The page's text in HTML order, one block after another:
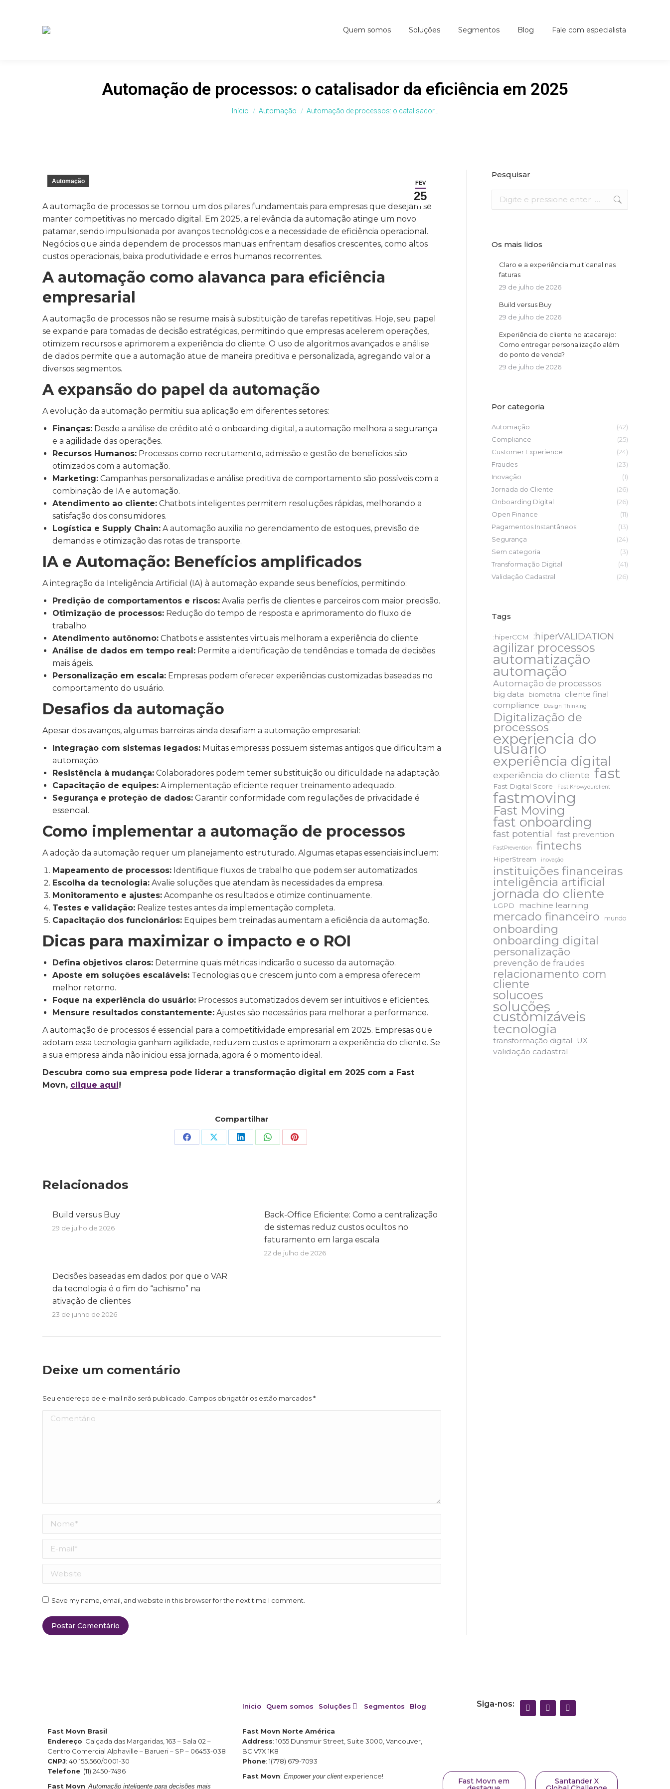
Quem somos Soluções Segmentos Blog Fale com especialista
Automação de processos: o catalisador da eficiência em 2025
Você está aqui:
Início Automação Automação de processos: o catalisador…
FEV
25
Automação
A automação de processos se tornou um dos pilares fundamentais para empresas que desejam se
manter competitivas no mercado digital. Em 2025, a relevância da automação atinge um novo
patamar, sendo impulsionada por avanços tecnológicos e a necessidade de eficiência operacional.
Negócios que ainda dependem de processos manuais enfrentam desafios crescentes, como altos
custos operacionais, baixa produtividade e erros humanos recorrentes.
A automação como alavanca para eficiência
empresarial
A automação de processos não se resume mais à substituição de tarefas repetitivas. Hoje, seu papel
se expande para tomadas de decisão estratégicas, permitindo que empresas acelerem operações,
otimizem recursos e aprimorem a experiência do cliente. O uso de algoritmos avançados e análise
de dados permite que a automação atue de maneira preditiva e personalizada, agregando valor a
diversos segmentos.
A expansão do papel da automação
A evolução da automação permitiu sua aplicação em diferentes setores:
Finanças:Desde a análise de crédito até o onboarding digital, a automação melhora a segurança
e a agilidade das operações.
Recursos Humanos:Processos como recrutamento, admissão e gestão de benefícios são
otimizados com a automação.
Marketing:Campanhas personalizadas e análise preditiva de comportamento são possíveis com a
combinação de IA e automação.
Atendimento ao cliente:Chatbots inteligentes permitem resoluções rápidas, melhorando a
satisfação dos consumidores.
Logística e Supply Chain:A automação auxilia no gerenciamento de estoques, previsão de
demandas e otimização das rotas de transporte.
IA e Automação: Benefícios amplificados
A integração da Inteligência Artificial (IA) à automação expande seus benefícios, permitindo:
Predição de comportamentos e riscos:Avalia perfis de clientes e parceiros com maior precisão.
Otimização de processos:Redução do tempo de resposta e aprimoramento do fluxo de
trabalho.
Atendimento autônomo:Chatbots e assistentes virtuais melhoram a experiência do cliente.
Análise de dados em tempo real:Permite a identificação de tendências e tomada de decisões
mais ágeis.
Personalização em escala:Empresas podem oferecer experiências customizadas baseadas no
comportamento do usuário.
Desafios da automação
Apesar dos avanços, algumas barreiras ainda desafiam a automação empresarial:
Integração com sistemas legados:Muitas empresas possuem sistemas antigos que dificultam a
automação.
Resistência à mudança:Colaboradores podem temer substituição ou dificuldade na adaptação.
Capacitação de equipes:A implementação eficiente requer treinamento adequado.
Segurança e proteção de dados:Garantir conformidade com regulações de privacidade é
essencial.
Como implementar a automação de processos
A adoção da automação requer um planejamento estruturado. Algumas etapas essenciais incluem:
Mapeamento de processos:Identifique fluxos de trabalho que podem ser automatizados.
Escolha da tecnologia:Avalie soluções que atendam às necessidades da empresa.
Monitoramento e ajustes:Acompanhe os resultados e otimize continuamente.
Testes e validação:Realize testes antes da implementação completa.
Capacitação dos funcionários:Equipes bem treinadas aumentam a eficiência da automação.
Dicas para maximizar o impacto e o ROI
Defina objetivos claros:Determine quais métricas indicarão o sucesso da automação.
Aposte em soluções escaláveis:Tecnologias que crescem junto com a empresa oferecem
melhor retorno.
Foque na experiência do usuário:Processos automatizados devem ser intuitivos e eficientes.
Mensure resultados constantemente:Ajustes são necessários para melhorar a performance.
A automação de processos é essencial para a competitividade empresarial em 2025. Empresas que
adotam essa tecnologia ganham agilidade, reduzem custos e aprimoram a experiência do cliente. Se
a sua empresa ainda não iniciou essa jornada, agora é o momento ideal.
Descubra como sua empresa pode liderar a transformação digital em 2025 com a Fast
Movn, clique aqui!
Compartilhar
Relacionados
Build versus Buy
29 de julho de 2026
Back-Office Eficiente: Como a centralização
de sistemas reduz custos ocultos no
faturamento em larga escala
22 de julho de 2026
Decisões baseadas em dados: por que o VAR
da tecnologia é o fim do “achismo” na
ativação de clientes
23 de junho de 2026
Deixe um comentário
Seu endereço de e-mail não será publicado. Campos obrigatórios estão marcados*
Comentário
Nome *
E-mail *
Website
Save my name, email, and website in this browser for the next time I comment.
Postar Comentário
Pesquisar
Os mais lidos
Claro e a experiência multicanal nas
faturas
29 de julho de 2026
Build versus Buy
29 de julho de 2026
Experiência do cliente no atacarejo:
Como entregar personalização além
do ponto de venda?
29 de julho de 2026
Por categoria
Automação
(42)
Compliance
(25)
Customer Experience
(24)
Fraudes
(23)
Inovação
(1)
Jornada do Cliente
(26)
Onboarding Digital
(26)
Open Finance
(11)
Pagamentos Instantâneos
(13)
Segurança
(24)
Sem categoria
(3)
Transformação Digital
(41)
Validação Cadastral
(26)
Tags
:hiperCCM :hiperVALIDATION
agilizar processos
automatização
automação
Automação de processos
big data biometria cliente final
compliance Design Thinking
Digitalização de
processos
experiencia do
usuário
experiência digital
experiência do cliente fast
Fast Digital Score Fast Knowyourclient
fastmoving
Fast Moving
fast onboarding
fast potential fast prevention
FastPrevention fintechs
HiperStream inovação
instituições financeiras
inteligência artificial
jornada do cliente
LGPD machine learning
mercado financeiro mundo
onboarding
onboarding digital
personalização
prevenção de fraudes
relacionamento com
cliente
solucoes
soluções
customizáveis
tecnologia
transformação digital UX
validação cadastral
Inicio Quem somos Soluções Segmentos Blog Siga-nos:
Fast Movn Brasil
Endereço: Calçada das Margaridas, 163 – Sala 02 –
Centro Comercial Alphaville – Barueri – SP – 06453-038
CNPJ: 40.155.560/0001-30
Telefone: (11) 2450-7496
Fast Movn: Automação inteligente para decisões mais
Fast Movn Norte América
Address: 1055 Dunsmuir Street, Suite 3000, Vancouver,
BC V7X 1K8
Phone: 1(778) 679-7093
Fast Movn: Empower your client experience!
Fast Movn em Santander X